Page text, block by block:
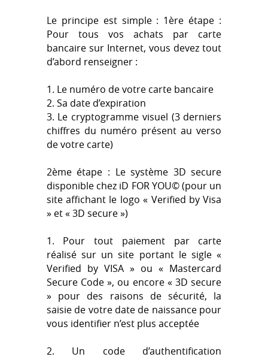
Le principe est simple : 1ère étape :
Pour tous vos achats par carte
bancaire sur Internet, vous devez tout
d’abord renseigner :
1. Le numéro de votre carte bancaire
2. Sa date d’expiration
3. Le cryptogramme visuel (3 derniers
chiffres du numéro présent au verso
de votre carte)
2ème étape : Le système 3D secure
disponible chez iD FOR YOU© (pour un
site affichant le logo « Verified by Visa
» et « 3D secure »)
1. Pour tout paiement par carte
réalisé sur un site portant le sigle «
Verified by VISA » ou « Mastercard
Secure Code », ou encore « 3D secure
» pour des raisons de sécurité, la
saisie de votre date de naissance pour
vous identifier n’est plus acceptée
2. Un code d’authentification